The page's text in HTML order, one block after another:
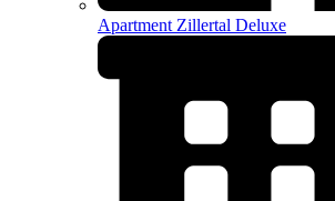
Apartment Zillertal Deluxe